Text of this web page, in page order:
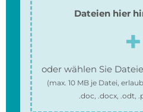
Dateien hier
oder wählen Sie
(max. 10 MBje Datei,
.doc, .docx, .odt,